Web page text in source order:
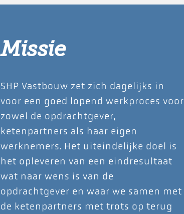
Missie
SHP Vastbouw zet zich dagelijks in
voor een goed lopend werkproces voor
zowel de opdrachtgever,
ketenpartners als haar eigen
werknemers. Het uiteindelijke doel is
het opleveren van een eindresultaat
wat naar wens is van de
opdrachtgever en waar we samen met
de ketenpartners met trots op terug